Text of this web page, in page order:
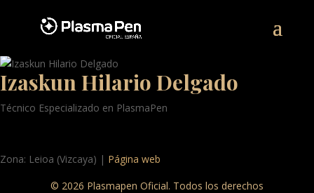
Izaskun Hilario Delgado
Técnico Especializado en PlasmaPen
Zona: Leioa (Vizcaya) | Página web
© 2026 Plasmapen Oficial. Todos los derechos